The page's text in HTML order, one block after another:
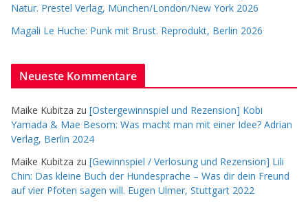
Natur. Prestel Verlag, München/London/New York 2026
Magali Le Huche: Punk mit Brust. Reprodukt, Berlin 2026
Neueste Kommentare
Maike Kubitza zu [Ostergewinnspiel und Rezension] Kobi
Yamada & Mae Besom: Was macht man mit einer Idee? Adrian
Verlag, Berlin 2024
Maike Kubitza zu [Gewinnspiel / Verlosung und Rezension] Lili
Chin: Das kleine Buch der Hundesprache – Was dir dein Freund
auf vier Pfoten sagen will. Eugen Ulmer, Stuttgart 2022